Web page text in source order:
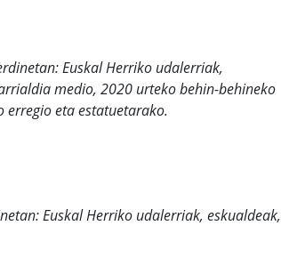
Euskal Herriko udalerriak,
medio, 2020 urteko behin-behineko
erregio eta estatuetarako.
Euskal Herriko udalerriak, eskualdeak,